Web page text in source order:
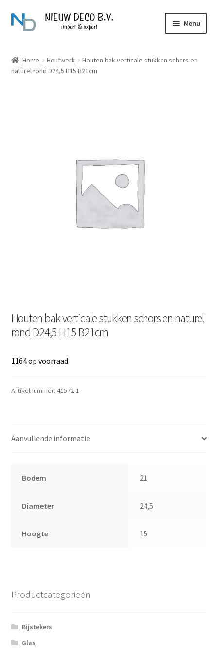
Ga
door
navigatie
Ga
naar
inhoud
Menu
Producten
Home Houtwerk
Houten bak verticale stukken schors en
naturel rond D24,5 H15 B21cm
Houten bak verticale stukken schors en naturel
rond D24,5 H15 B21cm
1164 op voorraad
Artikelnummer: 41572-1
Aanvullende informatie
Bodem 21
Diameter 24,5
Hoogte 15
Productcategorieën
Bijstekers
Glas